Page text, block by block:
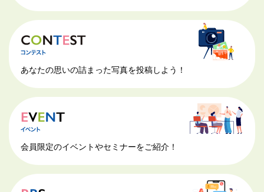
あなたの思いの詰まった写真を投稿しよう！
会員限定のイベントやセミナーをご紹介！